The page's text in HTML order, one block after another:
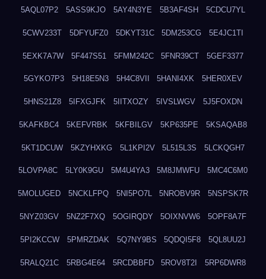
5AQL07P2 5ASS9KJO 5AY4N3YE 5B3AF4SH 5CDCU7YL
5CWV233T 5DFYUFZ0 5DKYT31C 5DM253CG 5E4JC1TI
5EXK7A7W 5F447S51 5FMM242C 5FNR39CT 5GEF3377
5GYKO7P3 5H18E5N3 5H4C8VII 5HANI4XK 5HER0XEV
5HNS21Z8 5IFXGJFK 5IITXOZY 5IVSLWGV 5J5FOXDN
5KAFKBC4 5KEFVRBK 5KFBILGV 5KP635PE 5KSAQAB8
5KT1DCUW 5KZYHXKG 5L1KPI2V 5L515L3S 5LCKQGH7
5LOVPA8C 5LY0K9GU 5M4U4YA3 5M8JMWFU 5MC4C6M0
5MOLUGED 5NCKLFPQ 5NI5PO7L 5NROBV9R 5NSPSK7R
5NYZ03GV 5NZ2F7XQ 5OGIRQDY 5OIXNVW6 5OPF8A7F
5PI2KCCW 5PMRZDAK 5Q7NY9BS 5QDQI5F8 5QL8UU2J
5RALQ21C 5RBG4E64 5RCDBBFD 5ROV8T2I 5RP6DWR8